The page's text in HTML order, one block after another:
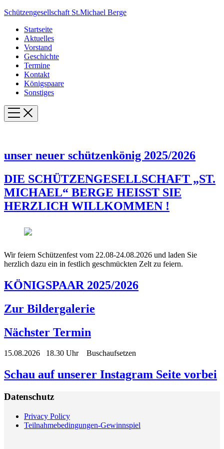
Schützengesellschaft St.Michael Berge
Startseite
Aktuelles
Vorstand
Geschichte
Termine
Kontakt
Königspaare
Sonstiges
unser neuer schützenkönig 2025/2026
DIE SCHÜTZENGESELLSCHAFT „ST.
MICHAEL“ BERGE HEISST SIE
HERZLICH WILLKOMMEN !
Wir feiern Schützenfest vom 22.08-24.08.2026 und laden Sie
herzlich dazu ein in festlich geschmückten Zelt zu feiern.
KÖNIGSPAAR 2025/2026
Zur Bildergalerie
Nächster Termin
15.08.2026 18.30 Uhr Buschaufsetzen
Schau auf unserer Instagram Seite vorbei
Datenschutz
Privacy Policy
Teilnahmebedingungen-Gewinnspiel